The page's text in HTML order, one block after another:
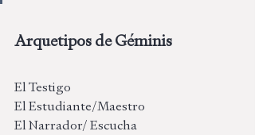
Arquetipos de Géminis
El Testigo
El Estudiante/Maestro
El Narrador/ Escucha